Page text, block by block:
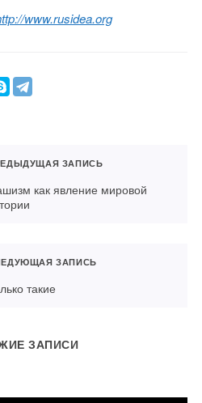
www.rusidea.org
ЗАПИСЬ
как явление мировой
ЗАПИСЬ
такие
ЗАПИСИ